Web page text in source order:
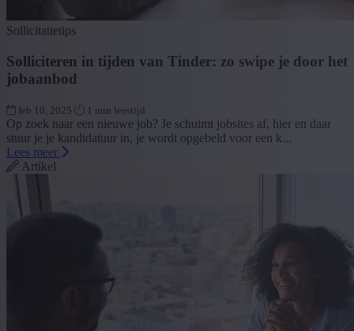
Sollicitatietips
Solliciteren in tijden van Tinder: zo swipe je door het
jobaanbod
feb 10, 2025 1 min leestijd
Op zoek naar een nieuwe job? Je schuimt jobsites af, hier en daar
stuur je je kandidatuur in, je wordt opgebeld voor een k...
Lees meer
Artikel